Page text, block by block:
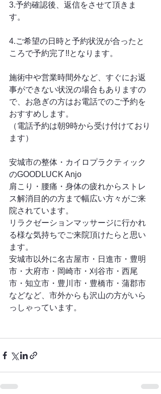
3.予約確認後、返信をさせて頂きま
す。
4.ご希望の日時と予約状況が合ったと
ころで予約完了!!となります。
施術中や営業時間外など、すぐにお返
事ができない状況の場合もありますの
で、お急ぎの方はお電話でのご予約を
おすすめします。
（電話予約は朝9時から受け付けており
ます）
安城市の整体・カイロプラクティック
のGOODLUCK Anjo
肩こり・腰痛・身体の疲れからストレ
ス解消目的の方まで幅広い方々がご来
院されています。
リラクゼーションマッサージに行かれ
る様な気持ちでご来院頂けたらと思い
ます。
安城市以外に名古屋市・日進市・豊明
市・大府市・岡崎市・刈谷市・西尾
市・知立市・豊川市・豊橋市・蒲郡市
などなど、市外からも沢山の方がいら
っしゃっています。